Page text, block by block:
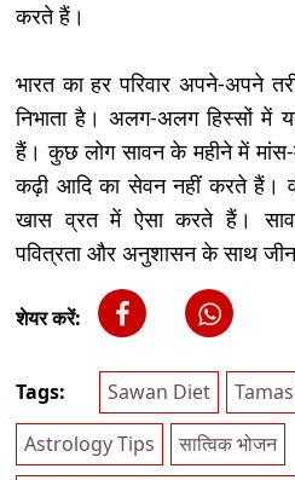
करते हैं।
भारत का हर परिवार अपने-अपने
निभाता है। अलग-अलग हिस्सों में
हैं। कुछ लोग सावन के महीने में
कढ़ी आदि का सेवन नहीं करते हैं।
खास व्रत में ऐसा करते हैं।
पवित्रता और अनुशासन के साथ
शेयर करें:
Tags: Sawan Diet
Astrology Tips
सात्विक भोजन